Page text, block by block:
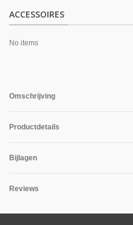
ACCESSOIRES
No items
Omschrijving
Productdetails
Bijlagen
Reviews